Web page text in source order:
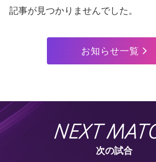
記事が見つかりませんでした。
お知らせ一覧
NEXT
次の試合